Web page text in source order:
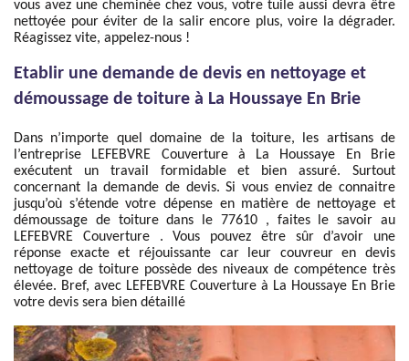
vous avez une cheminée chez vous, votre tuile aussi devra être
nettoyée pour éviter de la salir encore plus, voire la dégrader.
Réagissez vite, appelez-nous !
Etablir une demande de devis en nettoyage et
démoussage de toiture à La Houssaye En Brie
Dans n’importe quel domaine de la toiture, les artisans de
l’entreprise LEFEBVRE Couverture à La Houssaye En Brie
exécutent un travail formidable et bien assuré. Surtout
concernant la demande de devis. Si vous enviez de connaitre
jusqu’où s’étende votre dépense en matière de nettoyage et
démoussage de toiture dans le 77610 , faites le savoir au
LEFEBVRE Couverture . Vous pouvez être sûr d’avoir une
réponse exacte et réjouissante car leur couvreur en devis
nettoyage de toiture possède des niveaux de compétence très
élevée. Bref, avec LEFEBVRE Couverture à La Houssaye En Brie
votre devis sera bien détaillé